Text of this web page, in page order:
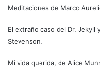
Meditaciones de Marco
El extraño caso del Dr. Jekyll
Stevenson.
Mi vida querida, de Alice